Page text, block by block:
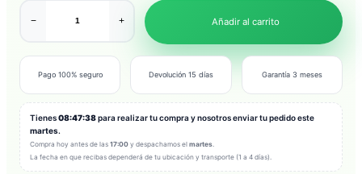
− + Añadir al carrito
Pago 100% seguro Devolución 15 días Garantía 3 meses
Tienes08:47:36para realizar tu compra y nosotros enviar tu pedido este
martes.
Compra hoy antes de las 17:00 y despachamos el martes
La fecha en que recibas dependerá de tu ubicación y transporte (1 a 4 días).